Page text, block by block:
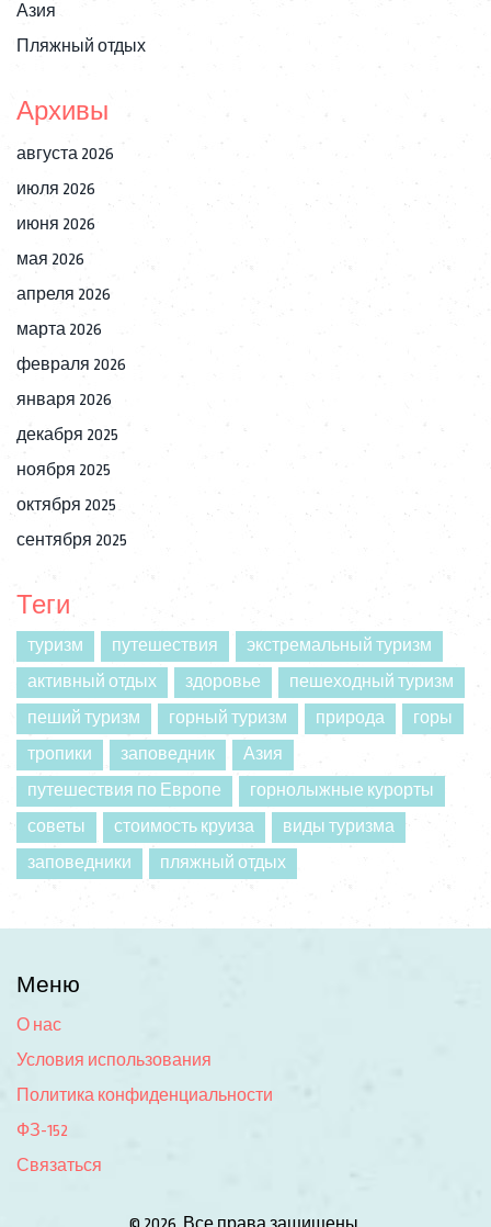
Азия
Пляжный отдых
Архивы
августа 2026
июля 2026
июня 2026
мая 2026
апреля 2026
марта 2026
февраля 2026
января 2026
декабря 2025
ноября 2025
октября 2025
сентября 2025
Теги
туризм путешествия
экстремальный туризм
активный отдых
здоровье
пешеходный туризм
пеший туризм
горный туризм природа
горы
тропики
заповедник
Азия
путешествия по Европе
горнолыжные курорты
советы
стоимость круиза
виды туризма
заповедники
пляжный отдых
Меню
О нас
Условия использования
Политика конфиденциальности
ФЗ-152
Связаться